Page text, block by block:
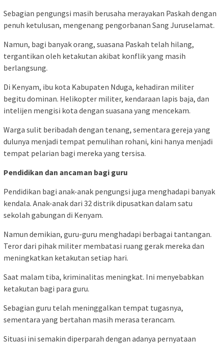
Sebagian pengungsi masih berusaha merayakan Paskah dengan
penuh ketulusan, mengenang pengorbanan Sang Juruselamat.
Namun, bagi banyak orang, suasana Paskah telah hilang,
tergantikan oleh ketakutan akibat konflik yang masih
berlangsung.
Di Kenyam, ibu kota Kabupaten Nduga, kehadiran militer
begitu dominan. Helikopter militer, kendaraan lapis baja, dan
intelijen mengisi kota dengan suasana yang mencekam.
Warga sulit beribadah dengan tenang, sementara gereja yang
dulunya menjadi tempat pemulihan rohani, kini hanya menjadi
tempat pelarian bagi mereka yang tersisa.
Pendidikan dan ancaman bagi guru
Pendidikan bagi anak-anak pengungsi juga menghadapi banyak
kendala. Anak-anak dari 32 distrik dipusatkan dalam satu
sekolah gabungan di Kenyam.
Namun demikian, guru-guru menghadapi berbagai tantangan.
Teror dari pihak militer membatasi ruang gerak mereka dan
meningkatkan ketakutan setiap hari.
Saat malam tiba, kriminalitas meningkat. Ini menyebabkan
ketakutan bagi para guru.
Sebagian guru telah meninggalkan tempat tugasnya,
sementara yang bertahan masih merasa terancam.
Situasi ini semakin diperparah dengan adanya pernyataan